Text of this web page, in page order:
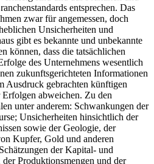
entsprechen. Das
zwar für angemessen, doch
Unsicherheiten und
gibt es bekannte und unbekannte
können, dass die tatsächlichen
des Unternehmens wesentlich
zukunftsgerichteten Informationen
Ausdruck gebrachten künftigen
abweichen. Zu den
unter anderem: Schwankungen der
Unsicherheiten hinsichtlich der
sowie der Geologie, der
Kupfer, Gold und anderen
der Kapital- und
Produktionsmengen und der